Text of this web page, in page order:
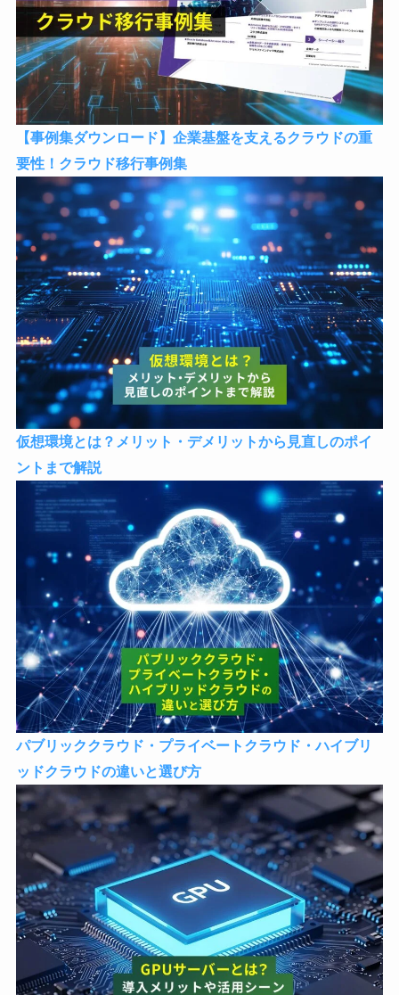
【事例集ダウンロード】企業基盤を支えるクラウドの重
要性！クラウド移行事例集
仮想環境とは？メリット・デメリットから見直しのポイ
ントまで解説
パブリッククラウド・プライベートクラウド・ハイブリ
ッドクラウドの違いと選び方